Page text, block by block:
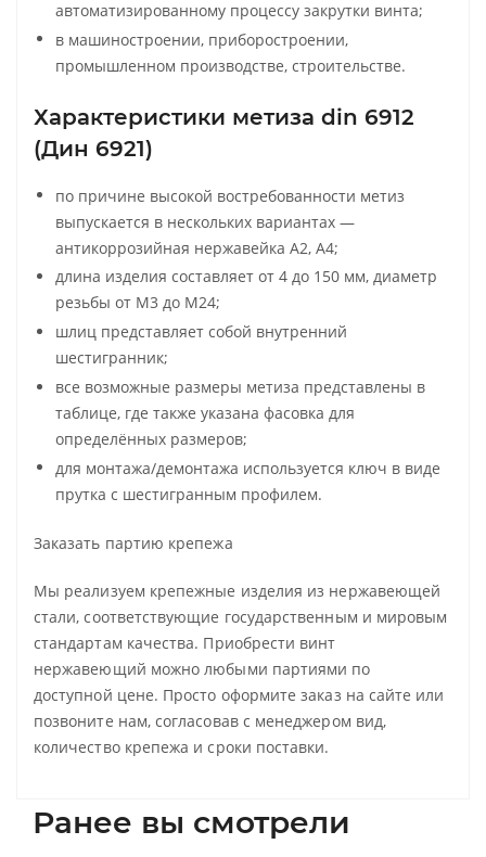
автоматизированному процессу закрутки винта;
в машиностроении, приборостроении,
промышленном производстве, строительстве.
Характеристики метиза din 6912
(Дин 6921)
по причине высокой востребованности метиз
выпускается в нескольких вариантах —
антикоррозийная нержавейка А2, А4;
длина изделия составляет от 4 до 150 мм, диаметр
резьбы от М3 до М24;
шлиц представляет собой внутренний
шестигранник;
все возможные размеры метиза представлены в
таблице, где также указана фасовка для
определённых размеров;
для монтажа/демонтажа используется ключ в виде
прутка с шестигранным профилем.
Заказать партию крепежа
Мы реализуем крепежные изделия из нержавеющей
стали, соответствующие государственным и мировым
стандартам качества. Приобрести винт
нержавеющий можно любыми партиями по
доступной цене. Просто оформите заказ на сайте или
позвоните нам, согласовав с менеджером вид,
количество крепежа и сроки поставки.
Ранее вы смотрели